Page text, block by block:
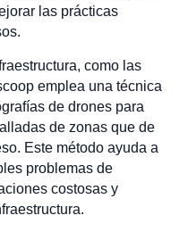
las prácticas
como las
emplea una técnica
de drones para
de zonas que de
Este método ayuda a
problemas de
costosas y